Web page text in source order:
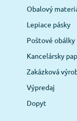
Obalový
Lepiace pásky
Poštové obálky
Kancelársky
Zakázková
Výpredaj
Dopyt